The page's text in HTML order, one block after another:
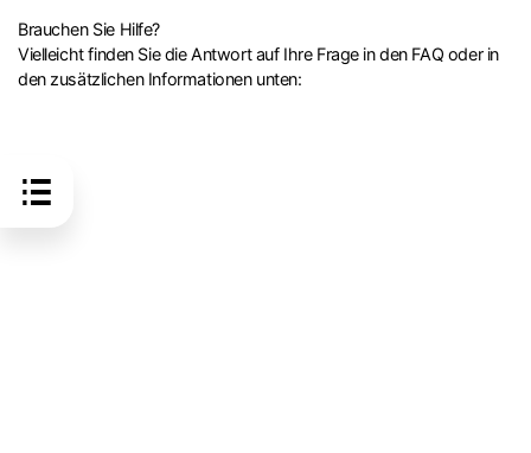
Brauchen Sie Hilfe?
Vielleicht finden Sie die Antwort auf Ihre Frage in den FAQ oder in
den zusätzlichen Informationen unten: